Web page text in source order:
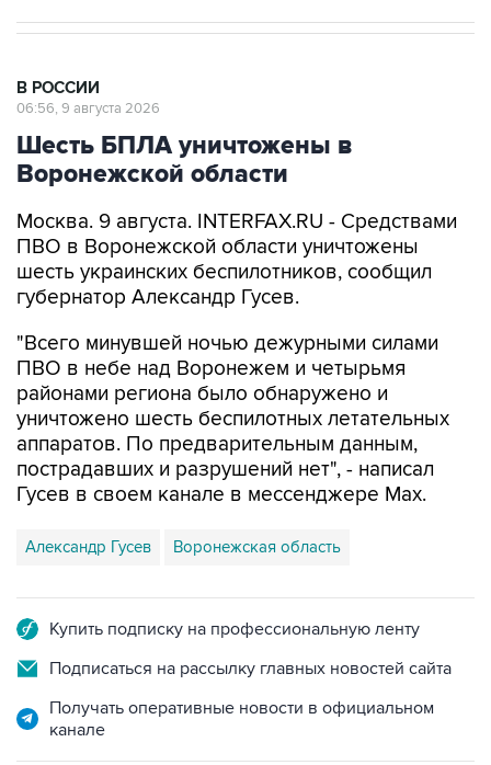
В РОССИИ
06:56, 9 августа 2026
Шесть БПЛА уничтожены в
Воронежской области
Москва. 9 августа. INTERFAX.RU - Средствами
ПВО в Воронежской области уничтожены
шесть украинских беспилотников, сообщил
губернатор Александр Гусев.
"Всего минувшей ночью дежурными силами
ПВО в небе над Воронежем и четырьмя
районами региона было обнаружено и
уничтожено шесть беспилотных летательных
аппаратов. По предварительным данным,
пострадавших и разрушений нет", - написал
Гусев в своем канале в мессенджере Max.
Александр Гусев Воронежская область
Купить подписку на профессиональную ленту
Подписаться на рассылку главных новостей сайта
Получать оперативные новости в официальном
канале